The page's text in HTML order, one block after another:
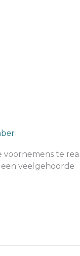
te
een veelgehoorde